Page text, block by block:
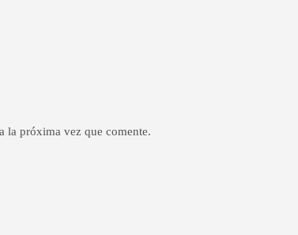
la próxima vez que comente.